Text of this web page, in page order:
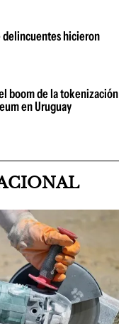
delincuentes hicieron
boom de la tokenización
en Uruguay